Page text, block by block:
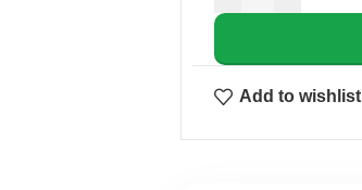
Add to wishlist